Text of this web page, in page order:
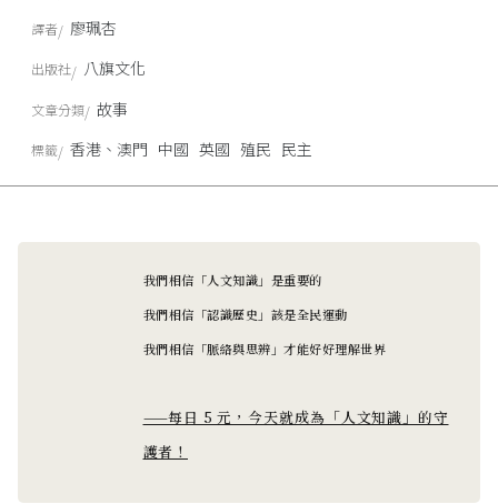
我們相信「人文知識」是重要的
我們相信「認識歷史」該是全民運動
我們相信「脈絡與思辨」才能好好理解世界
——每日 5 元，今天就成為「人文知識」的守
護者！
譯者 廖珮杏
出版社 八旗文化
文章分類 故事
標籤 香港、澳門 中國 英國 殖民 民主